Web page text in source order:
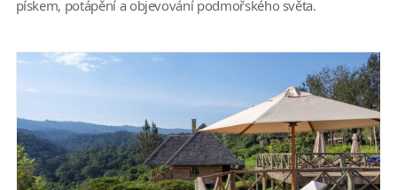
pískem, potápění a objevování podmořského světa.